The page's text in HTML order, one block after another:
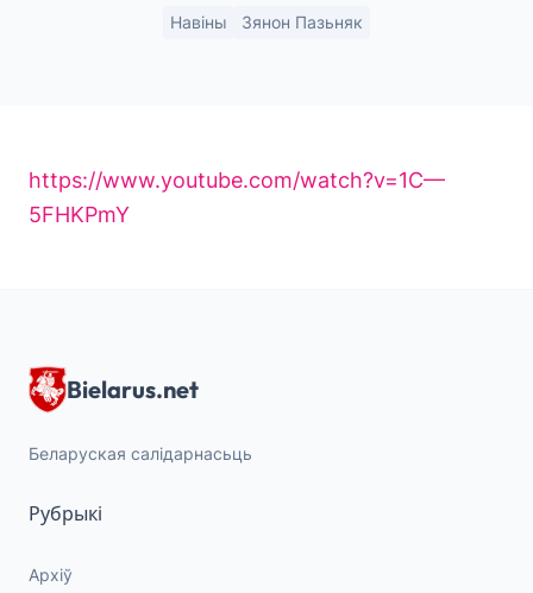
Навіны Зянон Пазьняк
https://www.youtube.com/watch?v=1C—
5FHKPmY
Bielarus.net
Беларуская салідарнасьць
Рубрыкі
Архіў